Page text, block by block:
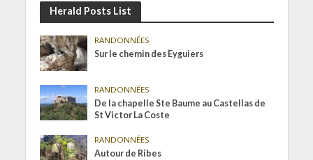
Herald Posts List
RANDONNÉES
Sur le chemin des Eyguiers
RANDONNÉES
De la chapelle Ste Baume au Castellas de
St Victor La Coste
RANDONNÉES
Autour de Ribes